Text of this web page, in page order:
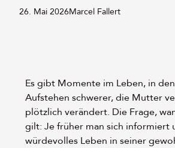
26. Mai 2026Von:
Marcel Fallert
Es gibt Momente im Leben, in
Aufstehen schwerer, die Mutter
plötzlich verändert. Die Frage,
gilt: Je früher man sich informiert
würdevolles Leben in seiner